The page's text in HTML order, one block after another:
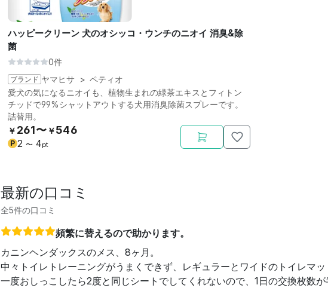
ハッピークリーン 犬のオシッコ・ウンチのニオイ 消臭&除
菌
0件
ブランド ヤマヒサ > ペティオ
愛犬の気になるニオイも、植物生まれの緑茶エキスとフィトン
チッドで99%シャットアウトする犬用消臭除菌スプレーです。
詰替用。
￥ 261〜 ￥546
P 2 〜 4pt
最新の口コミ
全5件の口コミ
頻繁に替えるので助かります。
カニンヘンダックスのメス、8ヶ月。
中々トイレトレーニングがうまくできず、レギュラーとワイドのトイレマッ
一度おしっこしたら2度と同じシートでしてくれないので、1日の交換枚数が